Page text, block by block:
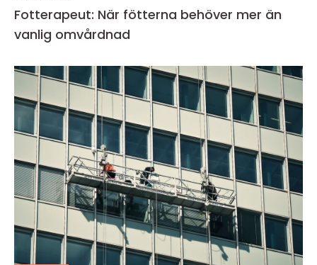
Fotterapeut: När fötterna behöver mer än
vanlig omvårdnad